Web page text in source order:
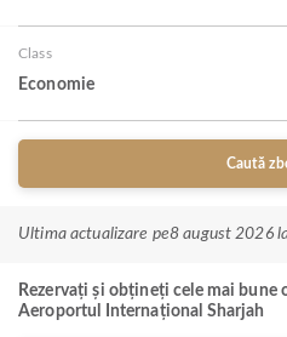
Class
Economie
Caută
Ultima actualizare pe8 august 2026
Rezervați și obțineți cele mai
Aeroportul Internațional Sharjah